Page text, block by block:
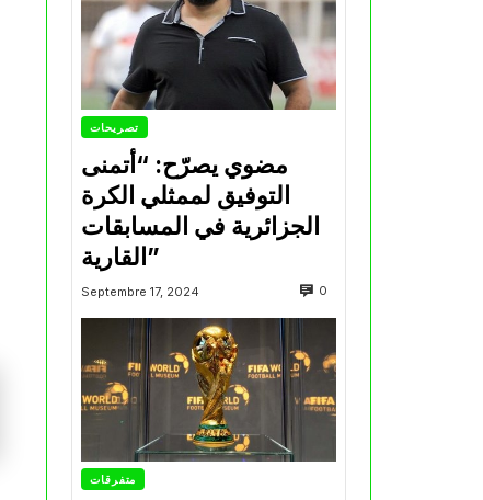
تصريحات
مضوي يصرّح: “أتمنى
التوفيق لممثلي الكرة
الجزائرية في المسابقات
القارية”
Septembre 17, 2024 0
متفرقات